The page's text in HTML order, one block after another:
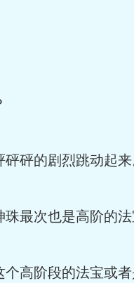
砰的剧烈跳动起来
次也是高阶的法
阶段的法宝或者